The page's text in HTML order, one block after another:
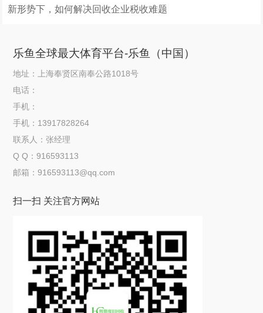
新形势下，如何解决回收企业税收难题
乐鱼全球最大体育平台-乐鱼（中国）
地址：上海奉贤区南奉公路1018号
电话：
手机：
手机：13917828264
联系人：张经理
Q Q：916593113
邮箱：916593113@qq.com
扫一扫 关注官方网站